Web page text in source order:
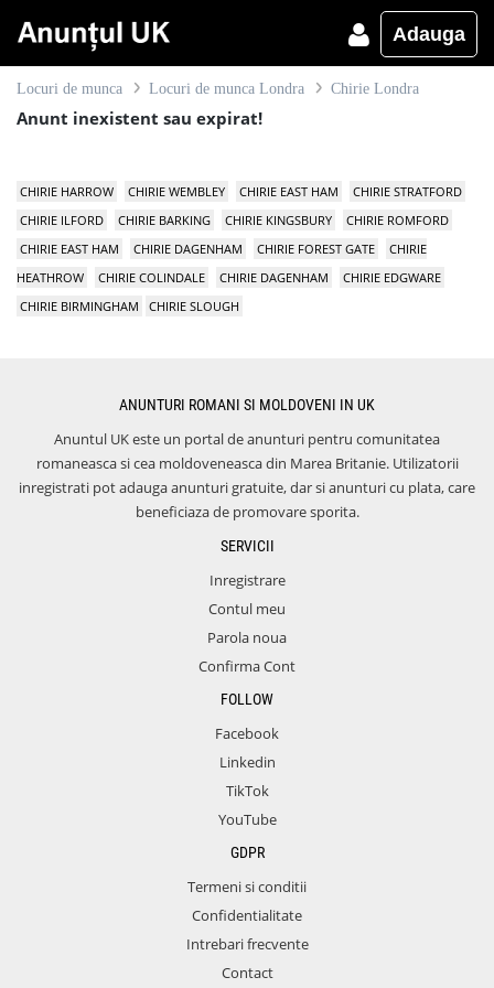
Adauga
Locuri de munca Locuri de munca Londra Chirie Londra
Anunt inexistent sau expirat!
CHIRIE HARROW CHIRIE WEMBLEY CHIRIE EAST HAM
CHIRIE STRATFORD
CHIRIE ILFORD
CHIRIE BARKING CHIRIE KINGSBURY
CHIRIE ROMFORD
CHIRIE EAST HAM
CHIRIE DAGENHAM CHIRIE FOREST GATE
CHIRIE
HEATHROW
CHIRIE COLINDALE CHIRIE DAGENHAM
CHIRIE EDGWARE
CHIRIE BIRMINGHAM
CHIRIE SLOUGH
ANUNTURI ROMANI SI MOLDOVENI IN UK
Anuntul UK este un portal de anunturi pentru comunitatea
romaneasca si cea moldoveneasca din Marea Britanie. Utilizatorii
inregistrati pot adauga anunturi gratuite, dar si anunturi cu plata, care
beneficiaza de promovare sporita.
SERVICII
Inregistrare
Contul meu
Parola noua
Confirma Cont
FOLLOW
Facebook
Linkedin
TikTok
YouTube
GDPR
Termeni si conditii
Confidentialitate
Intrebari frecvente
Contact